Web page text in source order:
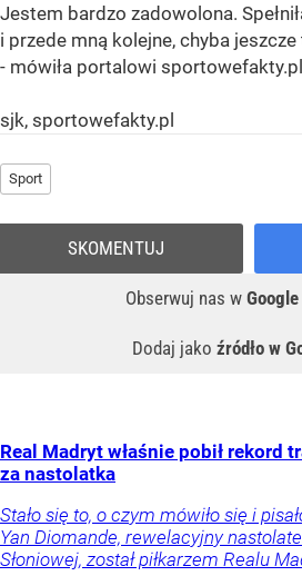
Jestem bardzo zadowolona.
i przede mną kolejne, chyba
- mówiła portalowi
sjk, sportowefakty.pl
Sport
Obserwuj nas w
Dodaj jako źródło w
SKOMENTUJ
Real Madryt właśnie pobił rekord
za nastolatka
Stało się to, o czym mówiło się i
Yan Diomande, rewelacyjny
Słoniowej, został piłkarzem Realu